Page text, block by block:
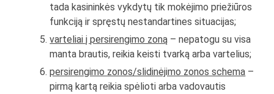
tada kasininkės vykdytų tik mokėjimo priežiūros
funkciją ir spręstų nestandartines situacijas;
varteliai į persirengimo zoną – nepatogu su visa
manta brautis, reikia keisti tvarką arba vartelius;
persirengimo zonos/slidinėjimo zonos schema –
pirmą kartą reikia spėlioti arba vadovautis